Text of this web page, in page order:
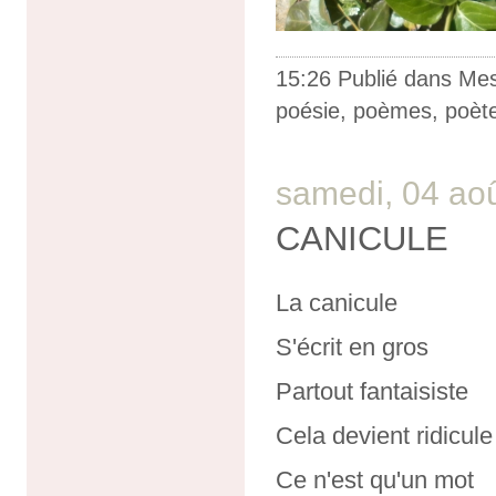
15:26 Publié dans
poésie, poèmes,
samedi, 04
CANICULE
La canicule
S'écrit en gros
Partout fantaisiste
Cela devient ridicule
Ce n'est qu'un mot